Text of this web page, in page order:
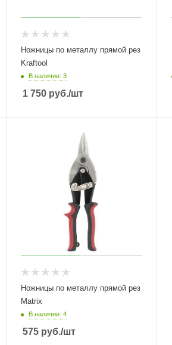
Ножницы по металлу прямой рез
Kraftool
В наличии: 3
1 750 руб./шт
Ножницы по металлу прямой рез
Matrix
В наличии: 4
575 руб./шт